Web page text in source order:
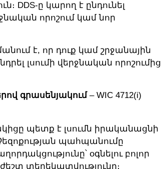
DDS-ը կարող է ընդունել
որոշում կամ նոր
է, որ դուք կամ շրջանային
լսումի վերջնական որոշումից
գրասենյակում– WIC 4712(i)
պետք է լսումն իրականացնի
պահպանումը
օգնելու բոլոր
տեղեկատվությունը։